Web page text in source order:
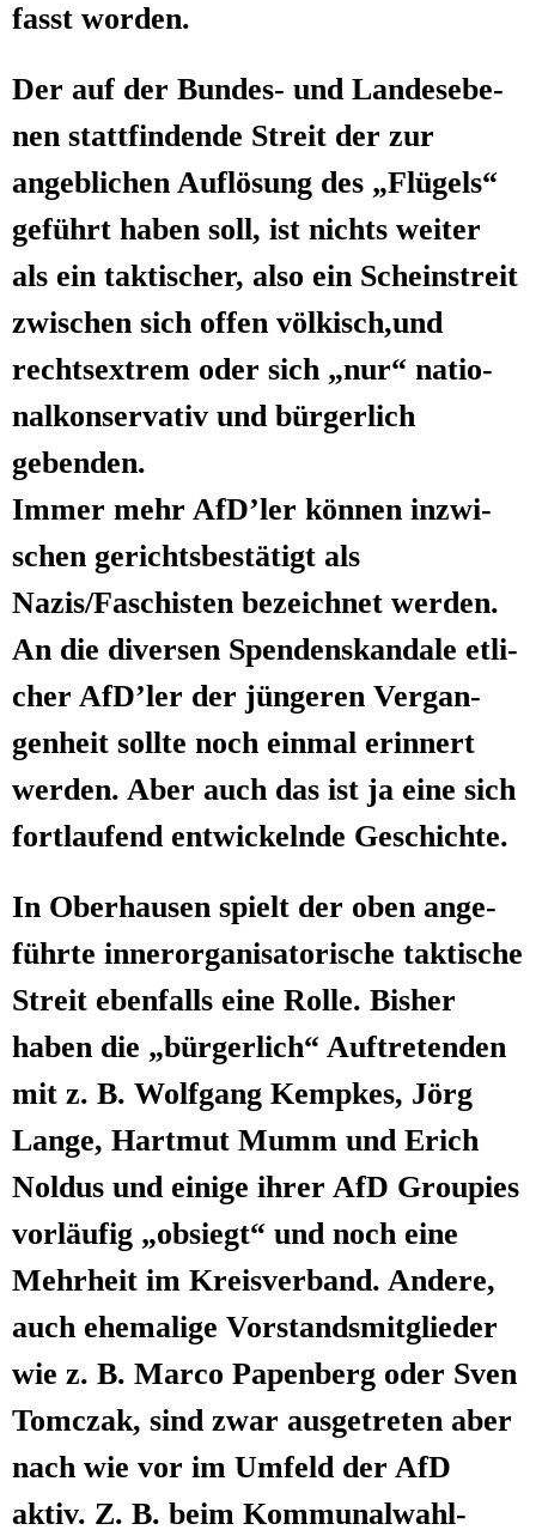
fasst worden.
Der auf der Bun­des- und Lan­des­ebe­
nen statt­fin­den­de Streit der zur
angeb­li­chen Auf­lö­sung des „Flü­gels“
geführt haben soll, ist nichts wei­ter
als ein tak­ti­scher, also ein Schein­streit
zwi­schen sich offen völkisch,und
rechts­extrem oder sich „nur“ natio­
nal­kon­ser­va­tiv und bür­ger­lich
gebenden.
Immer mehr AfD’ler kön­nen inzwi­
schen gerichts­be­stä­tigt als
Nazis/Faschisten bezeich­net werden.
An die diver­sen Spen­den­skan­da­le etli­
cher AfD’ler der jün­ge­ren Ver­gan­
gen­heit soll­te noch ein­mal erin­nert
wer­den. Aber auch das ist ja eine sich
fort­lau­fend ent­wi­ckeln­de Geschichte.
In Ober­hau­sen spielt der oben ange­
führ­te inner­or­ga­ni­sa­to­ri­sche tak­ti­sche
Streit eben­falls eine Rol­le. Bis­her
haben die „bür­ger­lich“ Auf­tre­ten­den
mit z. B. Wolf­gang Kemp­kes, Jörg
Lan­ge, Hart­mut Mumm und Erich
Nol­dus und eini­ge ihrer AfD Grou­pies
vor­läu­fig „obsiegt“ und noch eine
Mehr­heit im Kreis­ver­band. Ande­re,
auch ehe­ma­li­ge Vor­stands­mit­glie­der
wie z. B. Mar­co Papen­berg oder Sven
Tomc­zak, sind zwar aus­ge­tre­ten aber
nach wie vor im Umfeld der AfD
aktiv. Z. B. beim Kom­mu­nal­wahl­